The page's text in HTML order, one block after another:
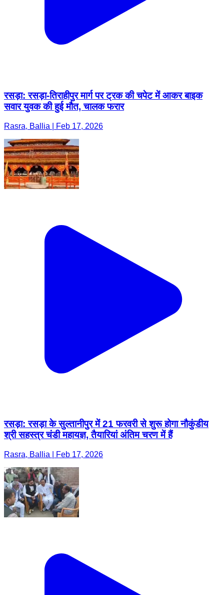
रसड़ा: रसड़ा-तिराहीपुर मार्ग पर ट्रक की चपेट में आकर बाइक
सवार युवक की हुई मौत, चालक फरार
Rasra, Ballia | Feb 17, 2026
रसड़ा: रसड़ा के सुल्तानीपुर में 21 फरवरी से शुरू होगा नौकुंडीय
श्री सहस्त्र चंडी महायज्ञ, तैयारियां अंतिम चरण में हैं
Rasra, Ballia | Feb 17, 2026